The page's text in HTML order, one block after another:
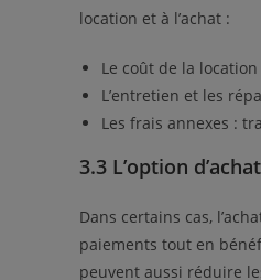
location et à l’achat :
Le coût de la
L’entretien et les
Les frais annexes :
3.3 L’option
Dans certains cas,
paiements tout en
peuvent aussi réduire